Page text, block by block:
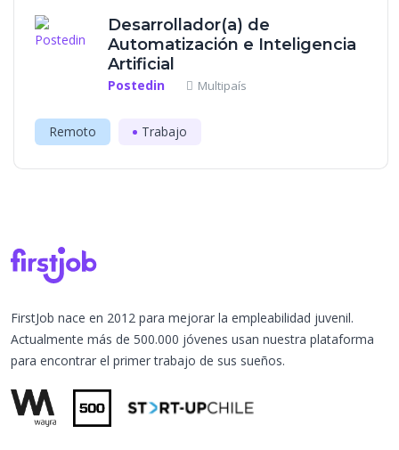
Desarrollador(a) de
Automatización e Inteligencia
Artificial
Postedin Multipaís
Remoto Trabajo
FirstJob nace en 2012 para mejorar la empleabilidad juvenil.
Actualmente más de 500.000 jóvenes usan nuestra plataforma
para encontrar el primer trabajo de sus sueños.